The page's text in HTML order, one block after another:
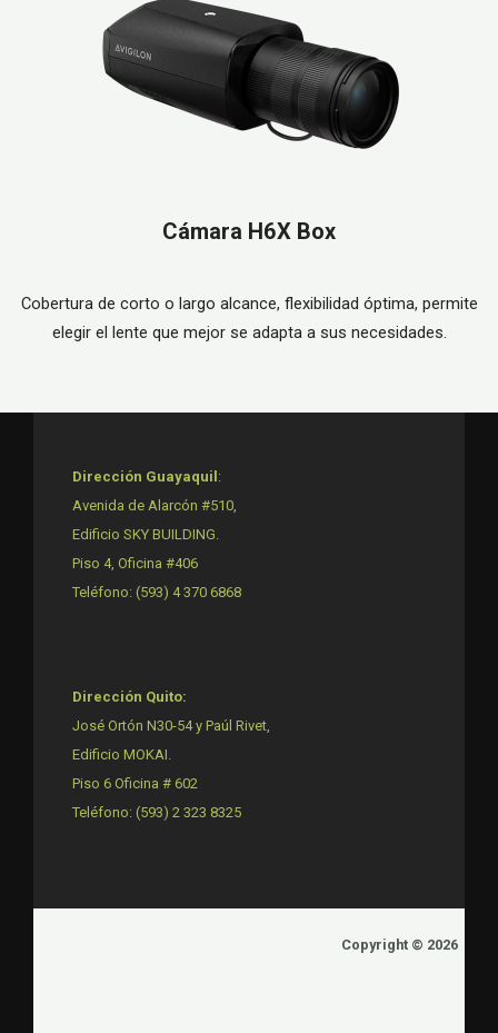
Cámara H6X Box
Cobertura de corto o largo alcance, flexibilidad óptima, permite
elegir el lente que mejor se adapta a sus necesidades.
Dirección Guayaquil :
Avenida de Alarcón #510,
Edificio SKY BUILDING.
Piso 4, Oficina #406
Teléfono: (593) 4 370 6868
Dirección Quito:
José Ortón N30-54 y Paúl Rivet,
Edificio MOKAI.
Piso 6 Oficina # 602
Teléfono: (593) 2 323 8325
Copyright © 2026